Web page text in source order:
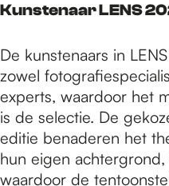
Kunstenaar LENS
De kunstenaars in
zowel
experts, waardoor het
is de selectie. De
editie benaderen het
hun eigen
waardoor de